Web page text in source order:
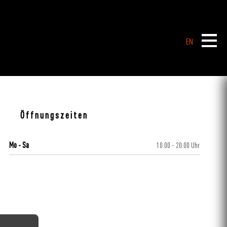
EN
Öffnungszeiten
Mo - Sa 10:00 - 20:00 Uhr